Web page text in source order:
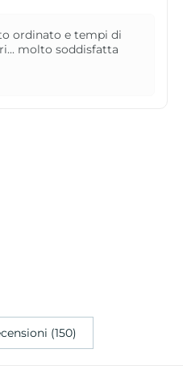
ordinato e tempi di
molto soddisfatta
(150)